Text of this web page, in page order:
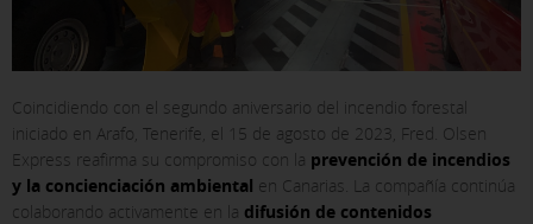
Coincidiendo con el segundo aniversario del incendio forestal
iniciado en Arafo, Tenerife, el 15 de agosto de 2023, Fred. Olsen
Express reafirma su compromiso con la prevención de incendios
y la concienciación ambiental en Canarias. La compañía continúa
colaborando activamente en la difusión de contenidos